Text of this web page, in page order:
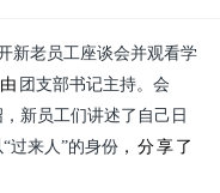
新老员工座谈会并观看学
团支部书记主持。会
新员工们讲述了自己日
过来人”的身份 ，分享了